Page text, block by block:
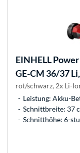
EINHELL
GE-CM 36/37
rot/schwarz, 2x Li-
Leistung: Akku-
Schnittbreite: 37
Schnitthöhe: 6-